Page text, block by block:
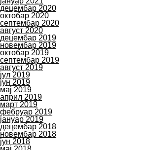
децембар 2020
октобар 2020
септембар 2020
август 2020
децембар 2019
новембар 2019
октобар 2019
септембар 2019
август 2019
јул 2019
јун 2019
мај 2019
април 2019
март 2019
фебруар 2019
јануар 2019
децембар 2018
новембар 2018
јун 2018